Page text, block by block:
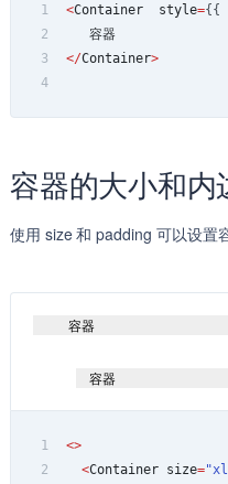
1 <Container
  style
={{
2
   容器
3
</Container>
4
容器的大小和内
使用 size 和 padding 可以设置
容器
容器
1 <>
2
<Container size=